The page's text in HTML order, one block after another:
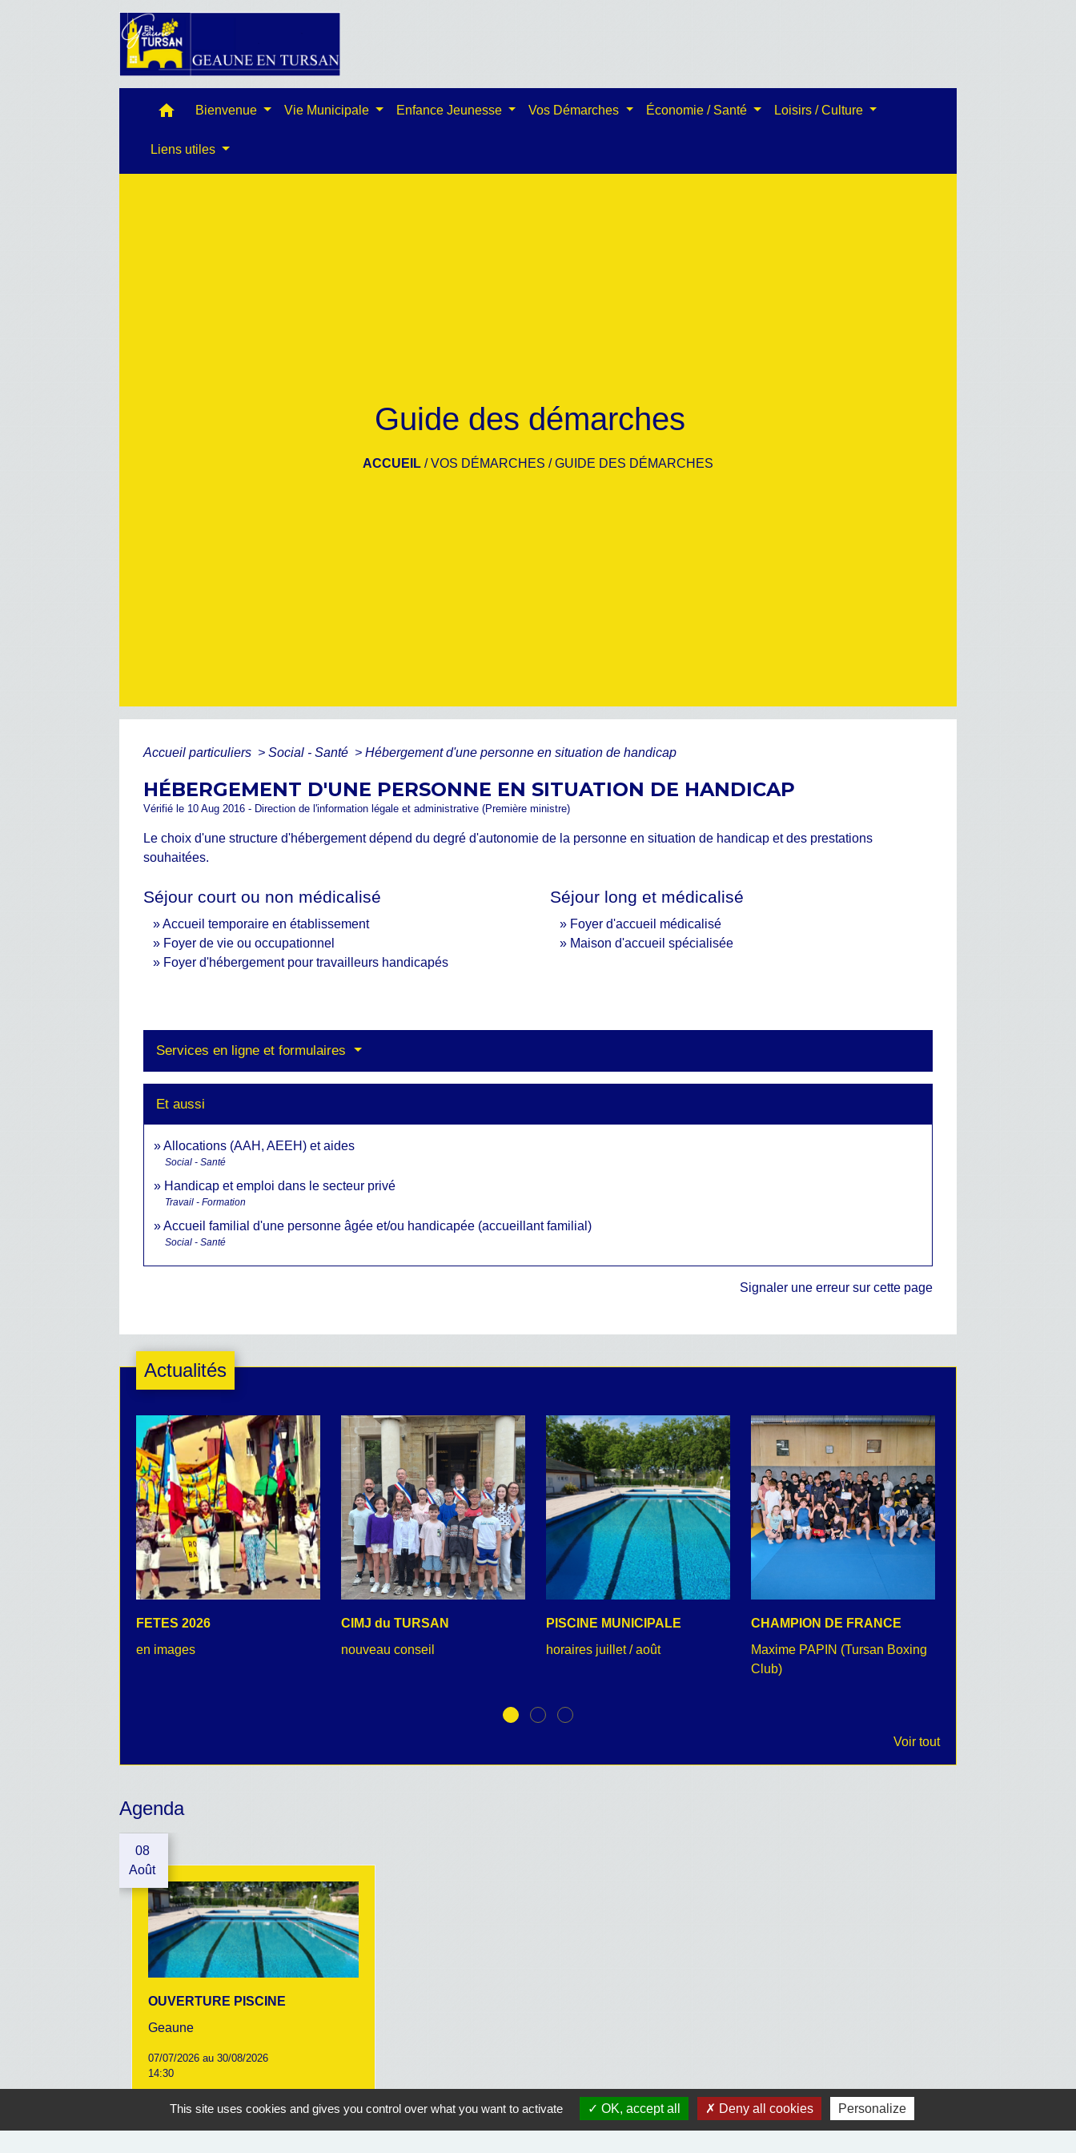
home Bienvenue Vie Municipale Enfance Jeunesse Vos Démarches Économie / Santé Loisirs / Culture
Liens utiles
Guide des démarches
ACCUEIL /VOS DÉMARCHES /GUIDE DES DÉMARCHES
Accueil particuliers > Social - Santé > Hébergement d'une personne en situation de handicap
HÉBERGEMENT D'UNE PERSONNE EN SITUATION DE HANDICAP
Vérifié le 10 Aug 2016 - Direction de l'information légale et administrative (Première ministre)
Le choix d'une structure d'hébergement dépend du degré d'autonomie de la personne en situation de handicap et des prestations
souhaitées.
Séjour court ou non médicalisé
Accueil temporaire en établissement
Foyer de vie ou occupationnel
Foyer d'hébergement pour travailleurs handicapés
Séjour long et médicalisé
Foyer d'accueil médicalisé
Maison d'accueil spécialisée
Services en ligne et formulaires
Et aussi
Allocations (AAH, AEEH) et aides
Social - Santé
Handicap et emploi dans le secteur privé
Travail - Formation
Accueil familial d'une personne âgée et/ou handicapée (accueillant familial)
Social - Santé
Signaler une erreur sur cette page
Actualités
FETES 2026
en images
CIMJ du TURSAN
nouveau conseil
PISCINE MUNICIPALE
horaires juillet / août
CHAMPION DE FRANCE
Maxime PAPIN (Tursan Boxing
Club)
Voir tout
Agenda
08
Août
OUVERTURE PISCINE
Geaune
07/07/2026 au 30/08/2026
14:30
Voir tout
This site uses cookies and gives you control over what you want to activate OK, accept all Deny all cookies Personalize